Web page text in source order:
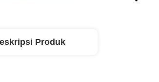
Produk